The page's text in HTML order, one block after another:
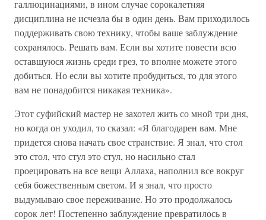
галлюцинациями, в ином случае сорокалетняя
дисциплина не исчезла бы в один день. Вам приходилось
поддерживать свою технику, чтобы ваше заблуждение
сохранялось. Решать вам. Если вы хотите повести всю
оставшуюся жизнь среди грез, то вполне можете этого
добиться. Но если вы хотите пробудиться, то для этого
вам не понадобится никакая техника».
Этот суфийский мастер не захотел жить со мной три дня,
но когда он уходил, то сказал: «Я благодарен вам. Мне
придется снова начать свое странствие. Я знал, что стол
это стол, что стул это стул, но насильно стал
проецировать на все вещи Аллаха, наполнил все вокруг
себя божественным светом. И я знал, что просто
выдумываю свое переживание. Но это продолжалось
сорок лет! Постепенно заблуждение превратилось в